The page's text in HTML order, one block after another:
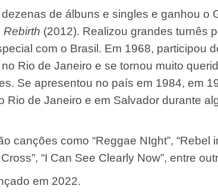
de álbuns e singles e ganhou o
Rebirth (2012). Realizou grandes turnês
com o Brasil. Em 1968, participou
Rio de Janeiro e se tornou muito
Se apresentou no país em 1984, em
Rio de Janeiro e em Salvador durante
canções como “Reggae NIght”, “Rebel
“I Can See Clearly Now”, entre
em 2022.